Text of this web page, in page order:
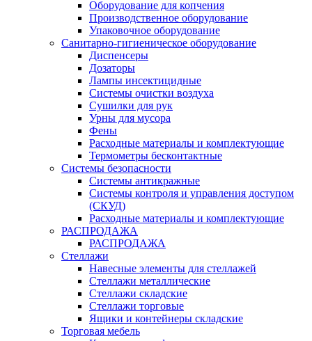
Оборудование для копчения
Производственное оборудование
Упаковочное оборудование
Санитарно-гигиеническое оборудование
Диспенсеры
Дозаторы
Лампы инсектицидные
Системы очистки воздуха
Сушилки для рук
Урны для мусора
Фены
Расходные материалы и комплектующие
Термометры бесконтактные
Системы безопасности
Системы антикражные
Системы контроля и управления доступом
(СКУД)
Расходные материалы и комплектующие
РАСПРОДАЖА
РАСПРОДАЖА
Стеллажи
Навесные элементы для стеллажей
Стеллажи металлические
Стеллажи складские
Стеллажи торговые
Ящики и контейнеры складские
Торговая мебель